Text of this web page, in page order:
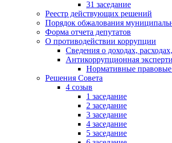
31 заседание
Реестр действующих решений
Порядок обжалования
Форма отчета депутатов
О противодействии коррупции
Сведения о доходах,
Антикоррупционная
Нормативные
Решения Совета
4 созыв
1 заседание
2 заседание
3 заседание
4 заседание
5 заседание